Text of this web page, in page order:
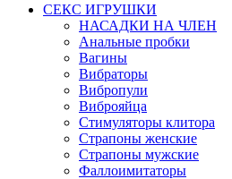
СЕКС ИГРУШКИ
НАСАДКИ НА ЧЛЕН
Анальные пробки
Вагины
Вибраторы
Вибропули
Виброяйца
Стимуляторы клитора
Страпоны женские
Страпоны мужские
Фаллоимитаторы